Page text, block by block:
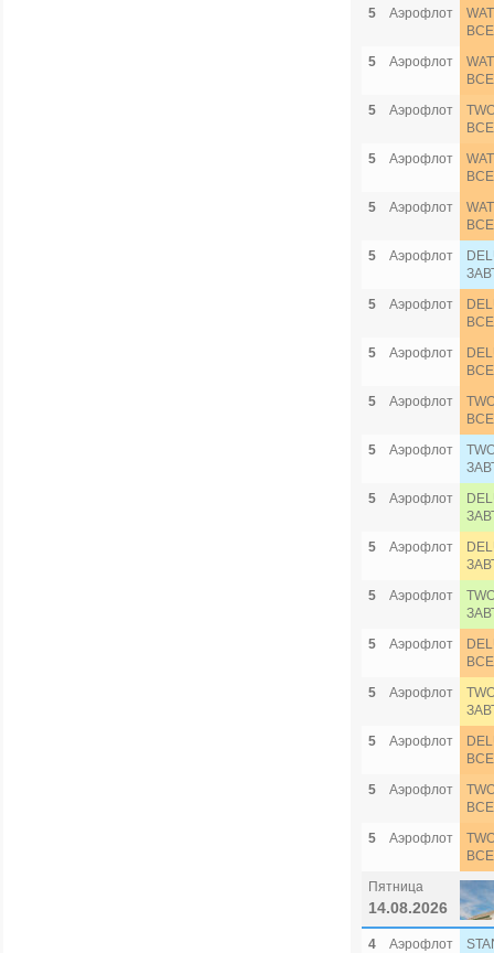
5
Аэрофлот
5
Аэрофлот
5
Аэрофлот
5
Аэрофлот
5
Аэрофлот
5
Аэрофлот
5
Аэрофлот
5
Аэрофлот
5
Аэрофлот
5
Аэрофлот
5
Аэрофлот
5
Аэрофлот
5
Аэрофлот
5
Аэрофлот
5
Аэрофлот
5
Аэрофлот
5
Аэрофлот
5
Аэрофлот
Пятница
14.08.2026
4 Аэрофлот